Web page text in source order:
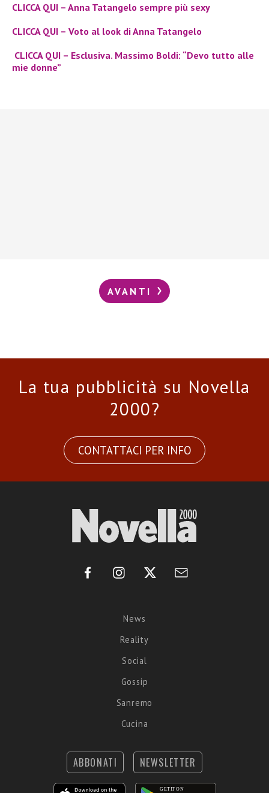
CLICCA QUI – Anna Tatangelo sempre più sexy
CLICCA QUI – Voto al look di Anna Tatangelo
CLICCA QUI – Esclusiva. Massimo Boldi: “Devo tutto alle
mie donne”
AVANTI
La tua pubblicità su Novella
2000?
CONTATTACI PER INFO
News
Reality
Social
Gossip
Sanremo
Cucina
ABBONATI NEWSLETTER